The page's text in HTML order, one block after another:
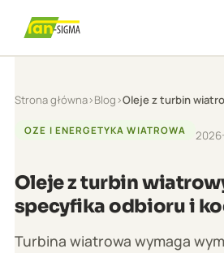
Strona główna›Blog›Oleje z turbin
OZE I ENERGETYKA WIATROWA
Oleje z turbin
specyfika odbioru i
Turbina wiatrowa wymaga